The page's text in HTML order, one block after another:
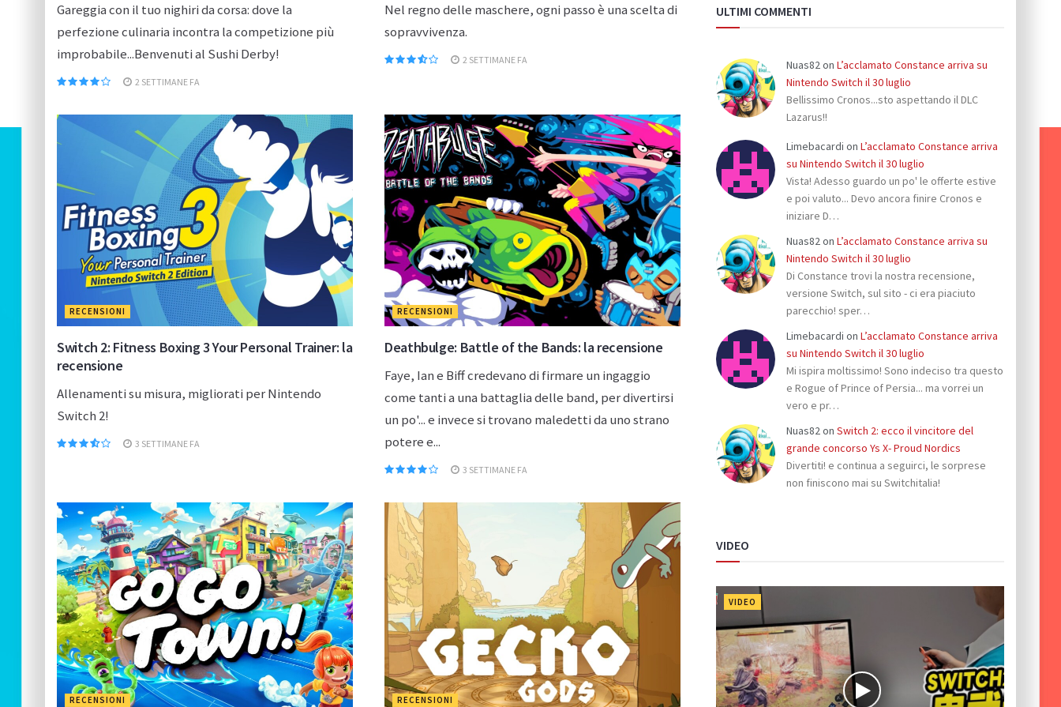
Gareggia con il tuo nighiri da corsa: dove la
perfezione culinaria incontra la competizione più
improbabile...Benvenuti al Sushi Derby!
2 SETTIMANE FA
Nel regno delle maschere, ogni passo è una scelta di
sopravvivenza.
2 SETTIMANE FA
RECENSIONI
Switch 2: Fitness Boxing 3 Your Personal Trainer: la
recensione
Allenamenti su misura, migliorati per Nintendo
Switch 2!
3 SETTIMANE FA
RECENSIONI
Deathbulge: Battle of the Bands: la recensione
Faye, Ian e Biff credevano di firmare un ingaggio
come tanti a una battaglia delle band, per divertirsi
un po'... e invece si trovano maledetti da uno strano
potere e...
3 SETTIMANE FA
RECENSIONI RECENSIONI
ULTIMI COMMENTI
Nuas82on L’acclamato Constance arriva su
Nintendo Switch il 30 luglio
Bellissimo Cronos...sto aspettando il DLC
Lazarus!!
Limebacardi on L’acclamato Constance arriva
su Nintendo Switch il 30 luglio
Vista! Adesso guardo un po' le offerte estive
e poi valuto... Devo ancora finire Cronos e
iniziare D…
Nuas82on L’acclamato Constance arriva su
Nintendo Switch il 30 luglio
Di Constance trovi la nostra recensione,
versione Switch, sul sito - ci era piaciuto
parecchio! sper…
Limebacardi on L’acclamato Constance arriva
su Nintendo Switch il 30 luglio
Mi ispira moltissimo! Sono indeciso tra questo
e Rogue of Prince of Persia... ma vorrei un
vero e pr…
Nuas82on Switch 2: ecco il vincitore del
grande concorso Ys X- Proud Nordics
Divertiti! e continua a seguirci, le sorprese
non finiscono mai su Switchitalia!
VIDEO
VIDEO